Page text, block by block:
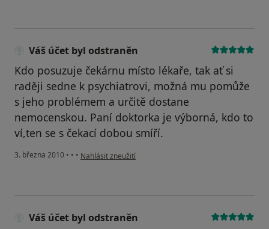
Váš účet byl odstraněn
Kdo posuzuje čekárnu místo lékaře, tak ať si
raději sedne k psychiatrovi, možná mu pomůže
s jeho problémem a určitě dostane
nemocenskou. Paní doktorka je výborná, kdo to
ví,ten se s čekací dobou smíří.
3. března 2010 • • • podle názoru uživatele Váš účet byl odstraněn
Nahlásit zneužití
Váš účet byl odstraněn